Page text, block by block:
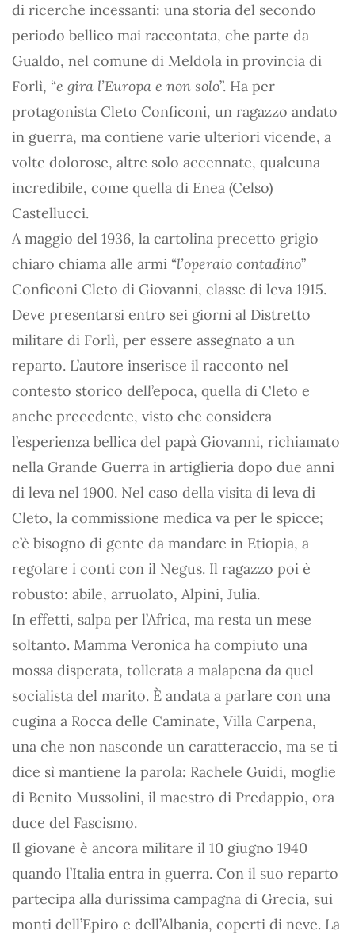
di ricerche incessanti: una storia del secondo
periodo bellico mai raccontata, che parte da
Gualdo, nel comune di Meldola in provincia di
Forlì, “e gira l’Europa e non solo”. Ha per
protagonista Cleto Conficoni, un ragazzo andato
in guerra, ma contiene varie ulteriori vicende, a
volte dolorose, altre solo accennate, qualcuna
incredibile, come quella di Enea (Celso)
Castellucci.
A maggio del 1936, la cartolina precetto grigio
chiaro chiama alle armi “l’operaio contadino”
Conficoni Cleto di Giovanni, classe di leva 1915.
Deve presentarsi entro sei giorni al Distretto
militare di Forlì, per essere assegnato a un
reparto. L’autore inserisce il racconto nel
contesto storico dell’epoca, quella di Cleto e
anche precedente, visto che considera
l’esperienza bellica del papà Giovanni, richiamato
nella Grande Guerra in artiglieria dopo due anni
di leva nel 1900. Nel caso della visita di leva di
Cleto, la commissione medica va per le spicce;
c’è bisogno di gente da mandare in Etiopia, a
regolare i conti con il Negus. Il ragazzo poi è
robusto: abile, arruolato, Alpini, Julia.
In effetti, salpa per l’Africa, ma resta un mese
soltanto. Mamma Veronica ha compiuto una
mossa disperata, tollerata a malapena da quel
socialista del marito. È andata a parlare con una
cugina a Rocca delle Caminate, Villa Carpena,
una che non nasconde un caratteraccio, ma se ti
dice sì mantiene la parola: Rachele Guidi, moglie
di Benito Mussolini, il maestro di Predappio, ora
duce del Fascismo.
Il giovane è ancora militare il 10 giugno 1940
quando l’Italia entra in guerra. Con il suo reparto
partecipa alla durissima campagna di Grecia, sui
monti dell’Epiro e dell’Albania, coperti di neve. La